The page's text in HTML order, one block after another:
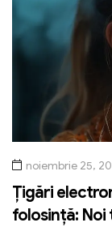
noiembrie 25,
Țigări
folosință: